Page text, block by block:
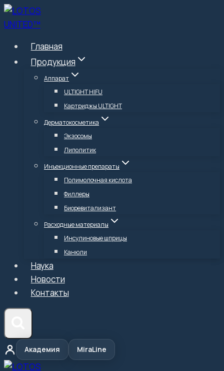
Перейти
к
Главная
Продукция
Аппарат
ULTIGHT HIFU
Картриджы ULTIGHT
Дерматокосметика
Экзосомы
Липолитик
Инъекционные препараты
Полимолочная кислота
Филлеры
Биоревитализант
Расходные материалы
Инсулиновые шприцы
Канюли
Наука
Новости
Контакты
Академия MiraLine